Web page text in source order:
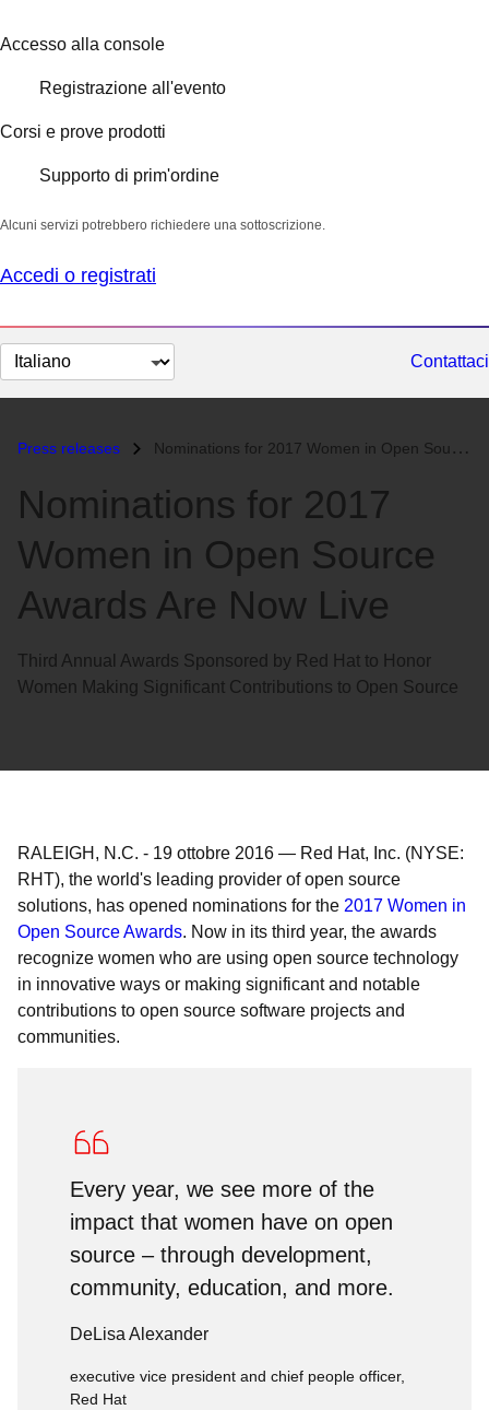
Accesso alla console
Registrazione all'evento
Corsi e prove prodotti
Supporto di prim'ordine
Alcuni servizi potrebbero richiedere una sottoscrizione.
Accedi o registrati
Cambia
lingua
Contattaci
Press releases Nominations for 2017 Women in Open Source Awards Are Now Live...
Nominations for 2017
Women in Open Source
Awards Are Now Live
Third Annual Awards Sponsored by Red Hat to Honor
Women Making Significant Contributions to Open Source
RALEIGH, N.C. - 19 ottobre 2016 — Red Hat, Inc. (NYSE:
RHT), the world's leading provider of open source
solutions, has opened nominations for the 2017 Women in
Open Source Awards. Now in its third year, the awards
recognize women who are using open source technology
in innovative ways or making significant and notable
contributions to open source software projects and
communities.
Every year, we see more of the
impact that women have on open
source – through development,
community, education, and more.
DeLisa Alexander
executive vice president and chief people officer,
Red Hat